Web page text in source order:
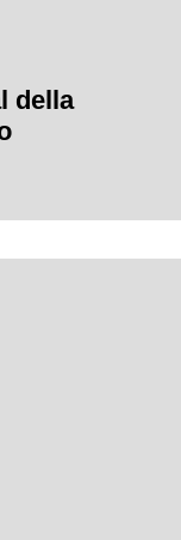
della